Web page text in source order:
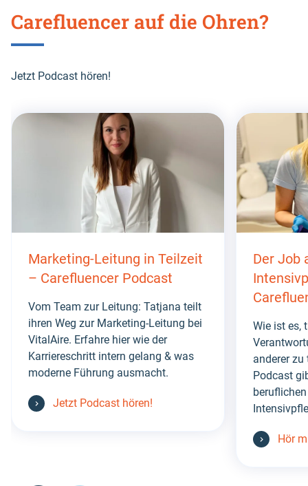
Carefluencer auf die Ohren?
Jetzt Podcast hören!
this
Marketing-Leitung in Teilzeit
– Carefluencer Podcast
Vom Team zur Leitung: Tatjana teilt
ihren Weg zur Marketing-Leitung bei
VitalAire. Erfahre hier wie der
Karriereschritt intern gelang & was
moderne Führung ausmacht.
Jetzt Podcast hören!
Der Job
Wie ist es,
anderer zu
Podcast
Hör